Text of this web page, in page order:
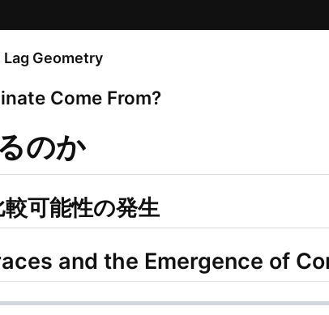
Geometry
Come From?
のか
可能性の発生
and the Emergence of